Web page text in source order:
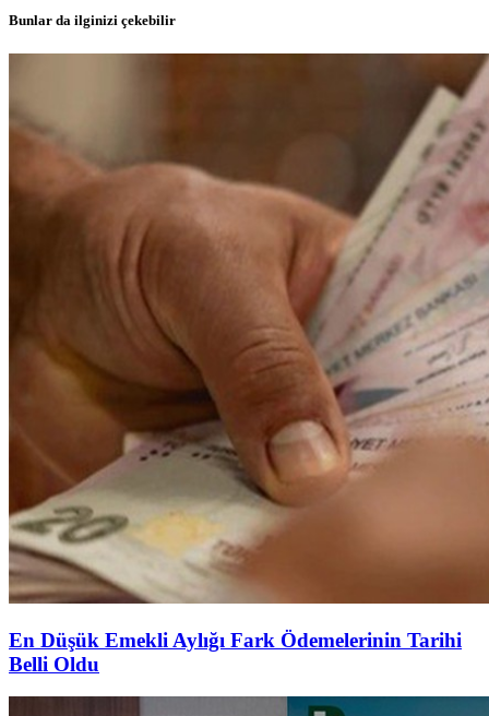
Bunlar da ilginizi çekebilir
En Düşük Emekli Aylığı Fark Ödemelerinin Tarihi
Belli Oldu